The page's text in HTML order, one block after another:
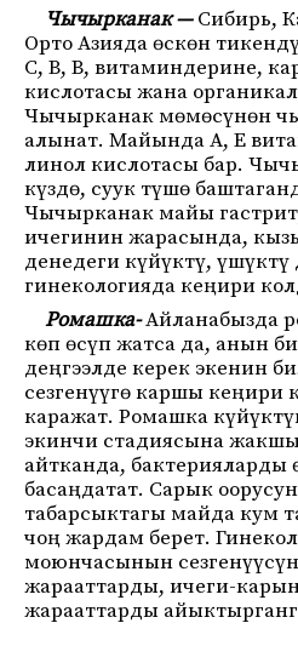
Чычырканак —Сибирь,
Орто Азияда өскөн
С, В, В, витаминдерине,
кислотасы жана
Чычырканак мөмөсүнөн
алынат. Майында А, Е
линол кислотасы бар.
күздө, суук түшө
Чычырканак майы
ичегинин жарасында,
денедеги күйүктү,
гинекологияда кеңири
Ромашка-Айланабызда
көп өсүп жатса да, анын
деңгээлде керек экенин
сезгенүүгө каршы кеңири
каражат. Ромашка
экинчи стадиясына жакшы
айтканда, бактерияларды
басаңдатат. Сарык
табарсыктагы майда кум
чоң жардам берет.
моюнчасынын
жарааттарды, ичеги-
жарааттарды